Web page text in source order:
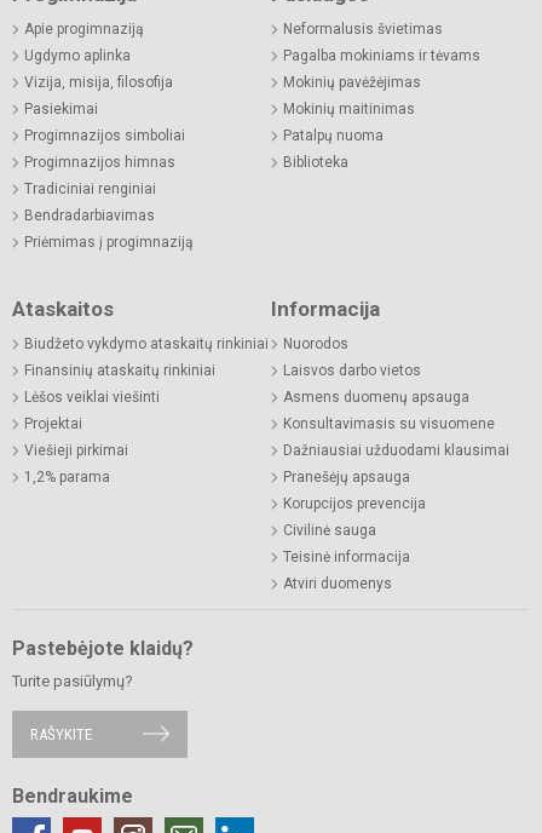
Apie progimnaziją
Ugdymo aplinka
Vizija, misija, filosofija
Pasiekimai
Progimnazijos simboliai
Progimnazijos himnas
Tradiciniai renginiai
Bendradarbiavimas
Priėmimas į progimnaziją
Neformalusis švietimas
Pagalba mokiniams ir tėvams
Mokinių pavėžėjimas
Mokinių maitinimas
Patalpų nuoma
Biblioteka
Ataskaitos
Biudžeto vykdymo ataskaitų rinkiniai
Finansinių ataskaitų rinkiniai
Lėšos veiklai viešinti
Projektai
Viešieji pirkimai
1,2% parama
Informacija
Nuorodos
Laisvos darbo vietos
Asmens duomenų apsauga
Konsultavimasis su visuomene
Dažniausiai užduodami klausimai
Pranešėjų apsauga
Korupcijos prevencija
Civilinė sauga
Teisinė informacija
Atviri duomenys
Pastebėjote klaidų?
Turite pasiūlymų?
RAŠYKITE
Bendraukime